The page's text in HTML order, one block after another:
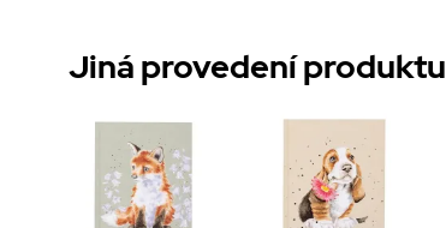
Jiná provedení produktu